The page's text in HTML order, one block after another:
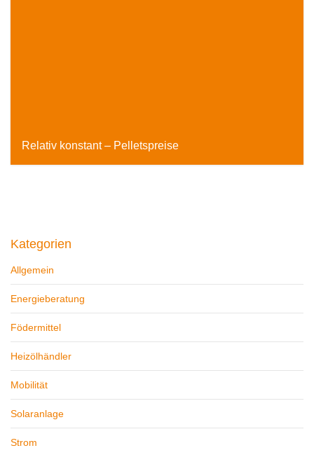
Relativ konstant – Pelletspreise
Kategorien
Allgemein
Energieberatung
Födermittel
Heizölhändler
Mobilität
Solaranlage
Strom